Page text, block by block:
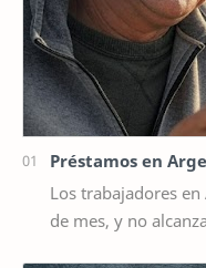
Préstamos en
Los trabajadores
de mes, y no